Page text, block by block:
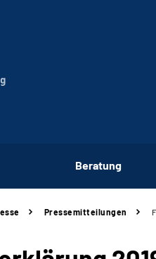
Beratung
Pressemitteilungen